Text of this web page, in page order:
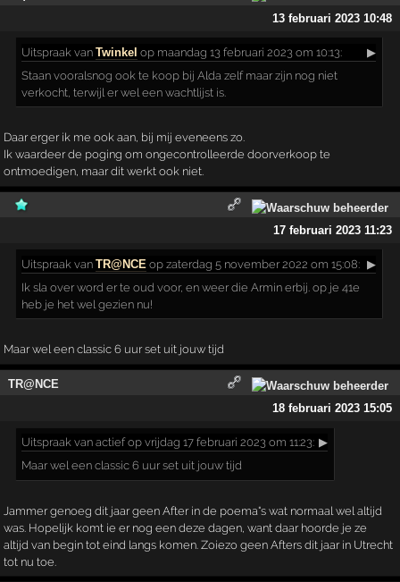
13 februari 2023 10:48
Uitspraak vanTwinkel op maandag 13 februari 2023 om 10:13:
▶
Staan vooralsnog ook te koop bij Alda zelf maar zijn nog niet
verkocht, terwijl er wel een wachtlijst is.
Daar erger ik me ook aan, bij mij eveneens zo.
Ik waardeer de poging om ongecontrolleerde doorverkoop te
ontmoedigen, maar dit werkt ook niet.
17 februari 2023 11:23
Uitspraak vanTR@NCE op zaterdag 5 november 2022 om 15:08: ▶
Ik sla over word er te oud voor, en weer die Armin erbij. op je 41e
heb je het wel gezien nu!
Maar wel een classic 6 uur set uit jouw tijd
TR@NCE
18 februari 2023 15:05
Uitspraak van actief op vrijdag 17 februari 2023 om 11:23: ▶
Maar wel een classic 6 uur set uit jouw tijd
Jammer genoeg dit jaar geen After in de poema"s wat normaal wel altijd
was. Hopelijk komt ie er nog een deze dagen, want daar hoorde je ze
altijd van begin tot eind langs komen. Zoiezo geen Afters dit jaar in Utrecht
tot nu toe.